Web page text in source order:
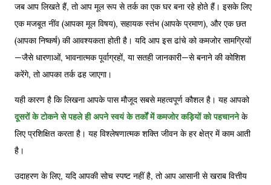
जब आप लिखते हैं, तो आप मूल रूप से तर्क का एक घर बना रहे होते हैं। इसके लिए
एक मजबूत नींव (आपका मूल विषय), सहायक स्तंभ (आपके प्रमाण), और एक छत
(आपका निष्कर्ष) की आवश्यकता होती है। यदि आप इस ढांचे को कमजोर सामग्रियों
—जैसे धारणाओं, भावनात्मक पूर्वाग्रहों, या सतही जानकारी—से बनाने की कोशिश
करेंगे, तो आपका तर्क ढह जाएगा।
यही कारण है कि लिखना आपके पास मौजूद सबसे महत्वपूर्ण कौशल है। यह आपको
दूसरों के टोकने से पहले ही अपने स्वयं के तर्कों में कमजोर कड़ियों को पहचाननेके
लिए प्रशिक्षित करता है। यह विश्लेषणात्मक शक्ति जीवन के हर क्षेत्र में काम आती
है।
उदाहरण के लिए, यदि आपकी सोच स्पष्ट नहीं है, तो आप आसानी से खराब वित्तीय